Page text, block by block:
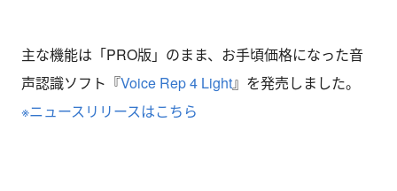
主な機能は「PRO版」のまま、お手頃価格になった音
声認識ソフト『Voice Rep 4 Light』を発売しました。
※ニュースリリースはこちら